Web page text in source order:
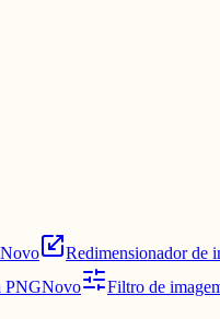
Novo Redimensionador de
PNGNovo Filtro de